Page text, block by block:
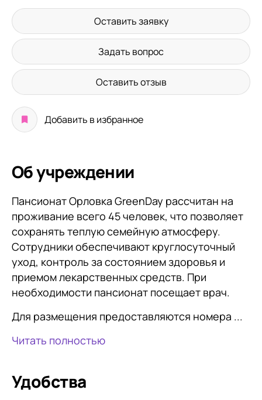
Оставить заявку
Задать вопрос
Оставить отзыв
Добавить в избранное
Об учреждении
Пансионат Орловка GreenDay рассчитан на
проживание всего 45 человек, что позволяет
сохранять теплую семейную атмосферу.
Сотрудники обеспечивают круглосуточный
уход, контроль за состоянием здоровья и
приемом лекарственных средств. При
необходимости пансионат посещает врач.
Для размещения предоставляются номера ...
Читать полностью
Удобства